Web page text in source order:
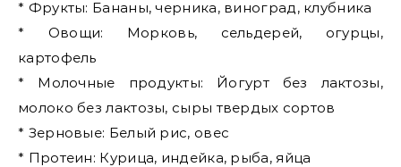
* Фрукты: Бананы, черника, виноград, клубника
* Овощи: Морковь, сельдерей, огурцы,
картофель
* Молочные продукты: Йогурт без лактозы,
молоко без лактозы, сыры твердых сортов
* Зерновые: Белый рис, овес
* Протеин: Курица, индейка, рыба, яйца